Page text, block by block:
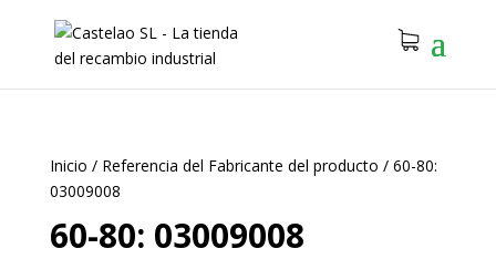
Inicio / Referencia del Fabricante del producto / 60-80:
03009008
60-80: 03009008